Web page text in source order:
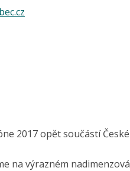
2017 opět součástí
na výrazném